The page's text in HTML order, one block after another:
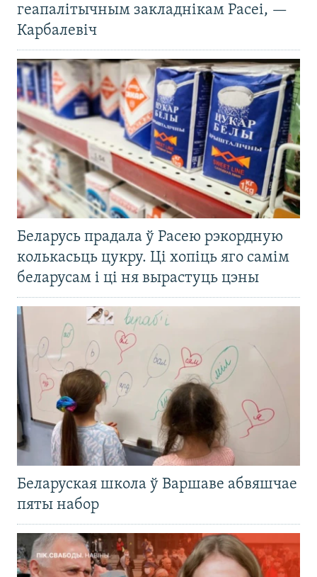
геапалітычным закладнікам Расеі, —
Карбалевіч
Беларусь прадала ў Расею рэкордную
колькасьць цукру. Ці хопіць яго самім
беларусам і ці ня вырастуць цэны
Беларуская школа ў Варшаве абвяшчае
пяты набор